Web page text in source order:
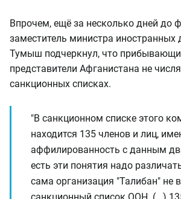
Впрочем, ещё за несколько дней до
заместитель министра иностранных
Тумыш подчеркнул, что
представители Афганистана не
санкционных списках.
"В санкционном списке этого
находится 135 членов и лиц,
аффилированность с данным
есть эти понятия надо
сама организация "Талибан" не